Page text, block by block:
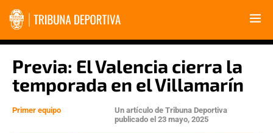
Previa: El Valencia cierra la
temporada en el Villamarín
Primer equipo Un artículo de Tribuna Deportiva
publicado el 23 mayo, 2025